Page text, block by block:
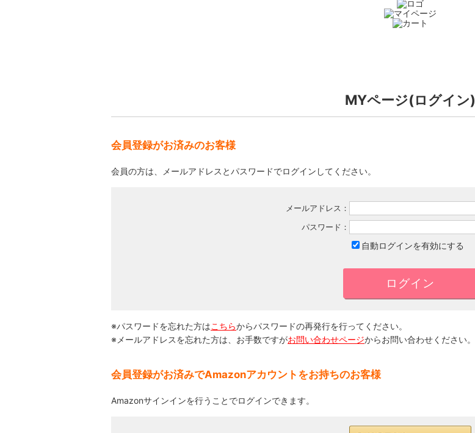
MYページ(ログイン)
会員登録がお済みのお客様
会員の方は、メールアドレスとパスワードでログインしてください。
メールアドレス：
パスワード：
自動ログインを有効にする
※パスワードを忘れた方はこちらからパスワードの再発行を行ってください。
※メールアドレスを忘れた方は、お手数ですがお問い合わせページからお問い合わせください。
会員登録がお済みでAmazonアカウントをお持ちのお客様
Amazonサインインを行うことでログインできます。